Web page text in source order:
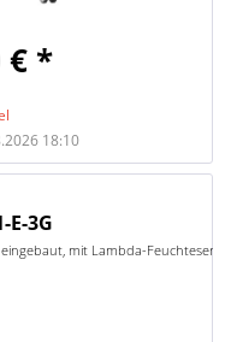
€ *
18:10
E-3G
mit Lambda-